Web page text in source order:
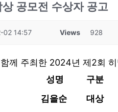
공모전 수상자 공고
02 14:57 Views 928
주최한 2024년 제2회
성명 구분
김을순 대상